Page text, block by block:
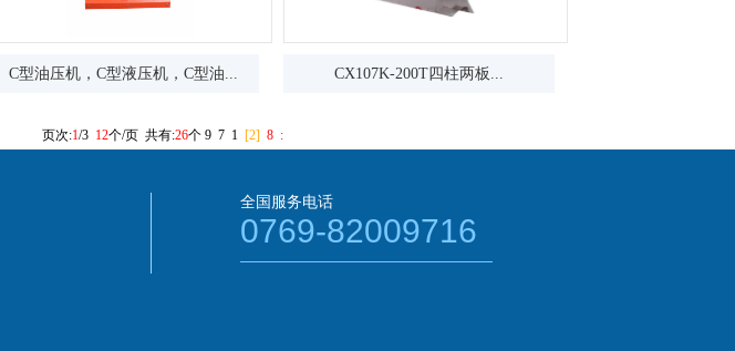
C型油压机，C型液压机，C型油... CX107K-200T四柱两板...
页次:1/3 12个/页 共有:26个 9 7 1 [2] 8 :
全国服务电话
0769-82009716